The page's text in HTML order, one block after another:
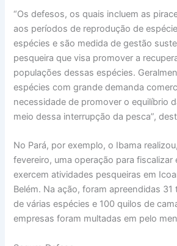
“Os defesos, os quais incluem as
aos períodos de reprodução de
espécies e são medida de gestão
pesqueira que visa promover a
populações dessas espécies.
espécies com grande demanda
necessidade de promover o equilíbrio
meio dessa interrupção da pesca”,
No Pará, por exemplo, o Ibama
fevereiro, uma operação para fiscalizar
exercem atividades pesqueiras em
Belém. Na ação, foram apreendidas
de várias espécies e 100 quilos de
empresas foram multadas em pelo